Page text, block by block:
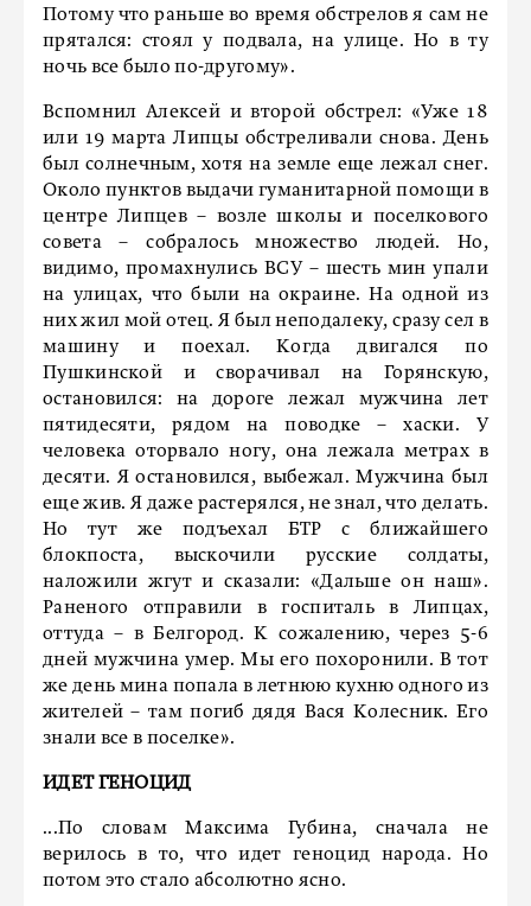
Потому что раньше во время обстрелов я сам не
прятался: стоял у подвала, на улице. Но в ту
ночь все было по-другому».
Вспомнил Алексей и второй обстрел: «Уже 18
или 19 марта Липцы обстреливали снова. День
был солнечным, хотя на земле еще лежал снег.
Около пунктов выдачи гуманитарной помощи в
центре Липцев – возле школы и поселкового
совета – собралось множество людей. Но,
видимо, промахнулись ВСУ – шесть мин упали
на улицах, что были на окраине. На одной из
них жил мой отец. Я был неподалеку, сразу сел в
машину и поехал. Когда двигался по
Пушкинской и сворачивал на Горянскую,
остановился: на дороге лежал мужчина лет
пятидесяти, рядом на поводке – хаски. У
человека оторвало ногу, она лежала метрах в
десяти. Я остановился, выбежал. Мужчина был
еще жив. Я даже растерялся, не знал, что делать.
Но тут же подъехал БТР с ближайшего
блокпоста, выскочили русские солдаты,
наложили жгут и сказали: «Дальше он наш».
Раненого отправили в госпиталь в Липцах,
оттуда – в Белгород. К сожалению, через 5-6
дней мужчина умер. Мы его похоронили. В тот
же день мина попала в летнюю кухню одного из
жителей – там погиб дядя Вася Колесник. Его
знали все в поселке».
ИДЕТ ГЕНОЦИД
...По словам Максима Губина, сначала не
верилось в то, что идет геноцид народа. Но
потом это стало абсолютно ясно.